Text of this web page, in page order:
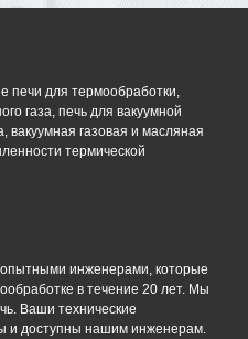
печи для термообработки,
газа, печь для вакуумной
вакуумная газовая и масляная
термической
инженерами, которые
в течение 20 лет. Мы
Ваши технические
и доступны нашим инженерам.